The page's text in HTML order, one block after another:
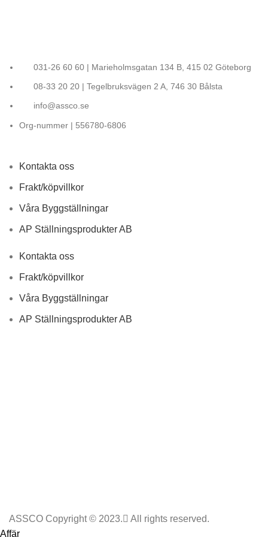
031-26 60 60 | Marieholmsgatan 134 B, 415 02 Göteborg
08-33 20 20 | Tegelbruksvägen 2 A, 746 30 Bålsta
info@assco.se
Org-nummer | 556780-6806
Kontakta oss
Frakt/köpvillkor
Våra Byggställningar
AP Ställningsprodukter AB
Kontakta oss
Frakt/köpvillkor
Våra Byggställningar
AP Ställningsprodukter AB
ASSCO Copyright © 2023.
All rights reserved.
Affär